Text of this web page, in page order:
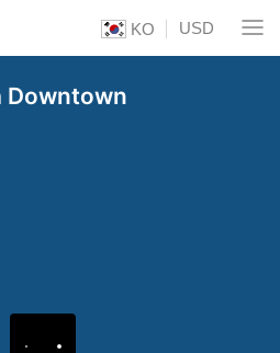
KO USD
Downtown